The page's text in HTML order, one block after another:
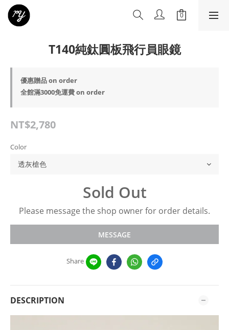
T140純鈦圓板飛行員眼鏡
優惠贈品 on order
全館滿3000免運費 on order
NT$2,780
Color
Sold Out
Please message the shop owner for order details.
MESSAGE
Share
DESCRIPTION